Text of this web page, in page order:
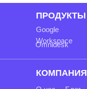
ПРОДУКТЫ
КОМПАНИЯ
Google
Workspace
Omnidesk